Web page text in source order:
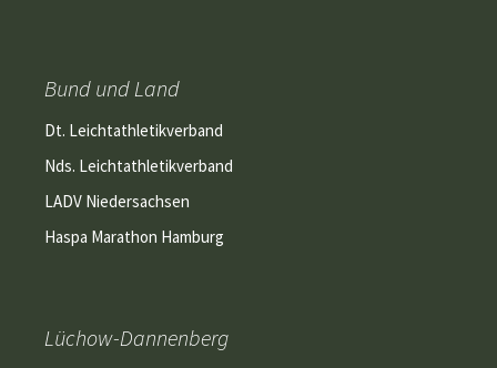
Bund und Land
Dt. Leichtathletikverband
Nds. Leichtathletikverband
LADV Niedersachsen
Haspa Marathon Hamburg
Lüchow-Dannenberg